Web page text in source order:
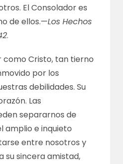
El Consolador es
de ellos.—Los Hechos
.
como Cristo, tan tierno
por los
debilidades. Su
Las
separarnos de
amplio e inquieto
entre nosotros y
su sincera amistad,